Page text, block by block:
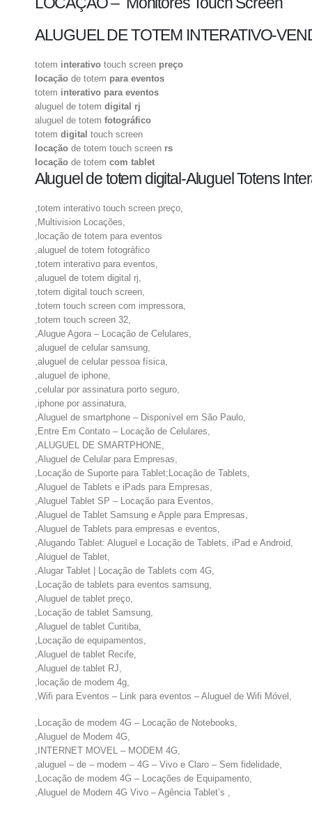
ALUGUEL DE TOTEM INTERATIVO-
totem interativotouch screen preço
locaçãode totem para eventos
totem interativo para eventos
aluguel de totem digital rj
aluguel de totem fotográfico
totem digital touch screen
locaçãode totem touch screen rs
locaçãode totem com tablet
Aluguel de totem digital-Aluguel Totens
,totem interativo touch screen preço,
,Multivision Locações,
,locação de totem para eventos
,aluguel de totem fotográfico
,totem interativo para eventos,
,aluguel de totem digital rj,
,totem digital touch screen,
,totem touch screen com impressora,
,totem touch screen 32,
,Alugue Agora – Locação de Celulares,
,aluguel de celular samsung,
,aluguel de celular pessoa física,
,aluguel de iphone,
,celular por assinatura porto seguro,
,iphone por assinatura,
,Aluguel de smartphone – Disponível em São Paulo,
,Entre Em Contato – Locação de Celulares,
,ALUGUEL DE SMARTPHONE,
,Aluguel de Celular para Empresas,
,Locação de Suporte para Tablet;Locação de Tablets,
,Aluguel de Tablets e iPads para Empresas,
,Aluguel Tablet SP – Locação para Eventos,
,Aluguel de Tablet Samsung e Apple para Empresas,
,Aluguel de Tablets para empresas e eventos,
,Alugando Tablet: Aluguel e Locação de Tablets, iPad e Android,
,Aluguel de Tablet,
,Alugar Tablet | Locação de Tablets com 4G,
,Locação de tablets para eventos samsung,
,Aluguel de tablet preço,
,Locação de tablet Samsung,
,Aluguel de tablet Curitiba,
,Locação de equipamentos,
,Aluguel de tablet Recife,
,Aluguel de tablet RJ,
,locação de modem 4g,
,Wifi para Eventos – Link para eventos – Aluguel de Wifi Móvel,
,Locação de modem 4G – Locação de Notebooks,
,Aluguel de Modem 4G,
,INTERNET MOVEL – MODEM 4G,
,aluguel – de – modem – 4G – Vivo e Claro – Sem fidelidade,
,Locação de modem 4G – Locações de Equipamento,
,Aluguel de Modem 4G Vivo – Agência Tablet’s ,